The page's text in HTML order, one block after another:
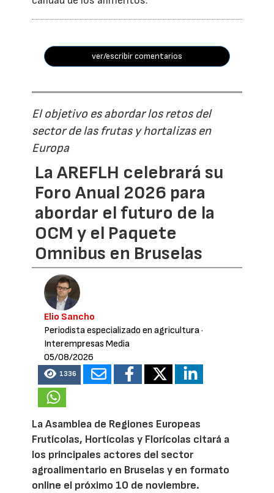
ver/escribir comentarios
El objetivo es abordar los retos del
sector de las frutas y hortalizas en
Europa
La AREFLH celebrará su
Foro Anual 2026 para
abordar el futuro de la
OCM y el Paquete
Omnibus en Bruselas
Elio Sancho
Periodista especializado en agricultura·
Interempresas Media
05/08/2026
1336
La Asamblea de Regiones Europeas
Frutícolas, Hortícolas y Florícolas citará a
los principales actores del sector
agroalimentario en Bruselas y en formato
online el próximo 10 de noviembre.